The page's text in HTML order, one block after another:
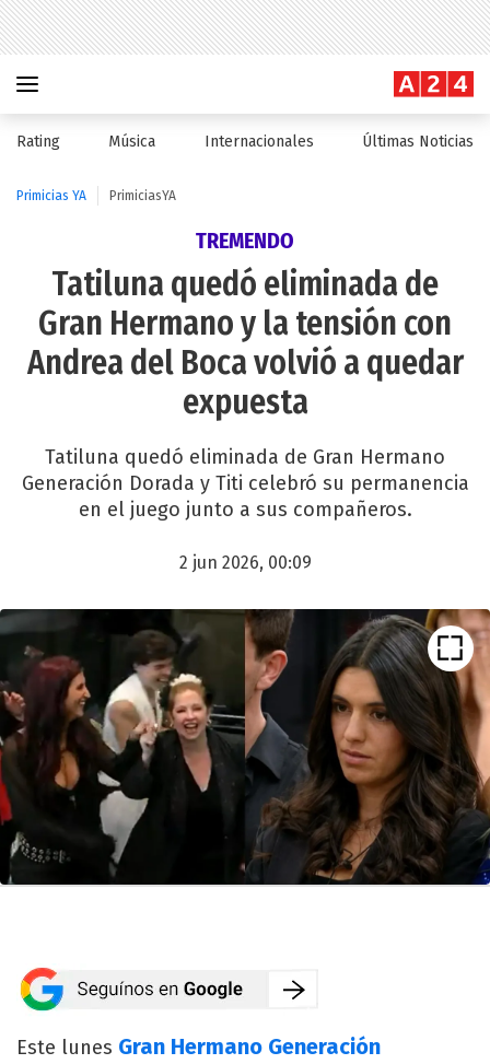
Rating Música Internacionales Últimas Noticias
Primicias YA PrimiciasYA
TREMENDO
Tatiluna quedó eliminada de
Gran Hermano y la tensión con
Andrea del Boca volvió a quedar
expuesta
Tatiluna quedó eliminada de Gran Hermano
Generación Dorada y Titi celebró su permanencia
en el juego junto a sus compañeros.
2 jun 2026, 00:09
Este lunes Gran Hermano Generación